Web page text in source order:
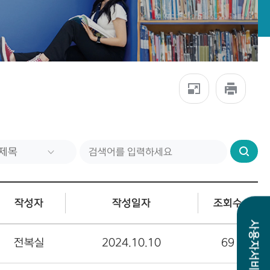
사용자서비스
검
색
작성자 작성일자 조회수
전복실 2024.10.10 69